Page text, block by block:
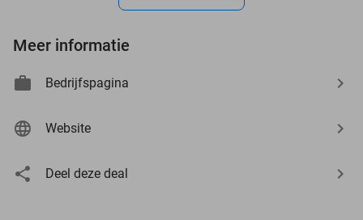
Meer informatie
Bedrijfspagina
Website
Deel deze deal